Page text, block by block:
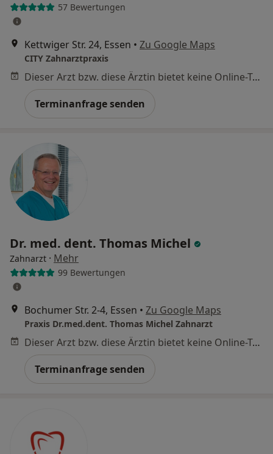
57 Bewertungen
Kettwiger Str. 24, Essen • Zu Google Maps
CITY Zahnarztpraxis
Dieser Arzt bzw. diese Ärztin bietet keine Online-Terminbuchung an diesem Standort an.
Terminanfrage senden
Dr. med. dent. Thomas Michel
Zahnarzt · Mehr
99 Bewertungen
Bochumer Str. 2-4, Essen • Zu Google Maps
Praxis Dr.med.dent. Thomas Michel Zahnarzt
Dieser Arzt bzw. diese Ärztin bietet keine Online-Terminbuchung an diesem Standort an.
Terminanfrage senden